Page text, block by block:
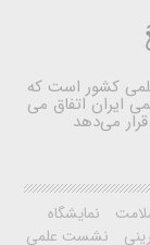
کشور است که
ایران اتفاق می
می‌دهد
نمایشگاه
نشست علمی